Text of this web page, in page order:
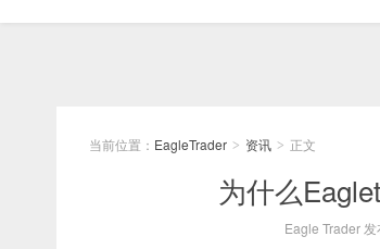
当前位置： EagleTrader > 资讯 > 正文
为什么
Eagle Trader